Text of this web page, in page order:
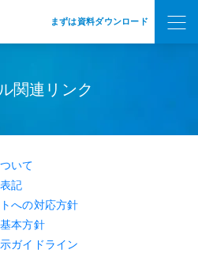
まずは資料ダウンロード
関連リンク
いて
記
への対応方針
本方針
ガイドライン